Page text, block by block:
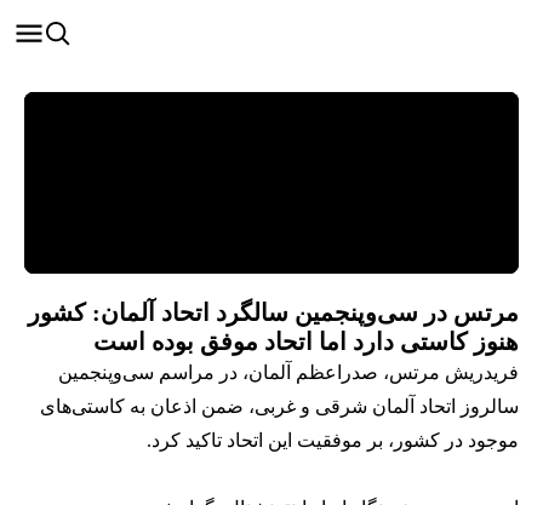
مرتس در سی‌وپنجمین سالگرد اتحاد آلمان: کشور
هنوز کاستی دارد اما اتحاد موفق بوده است
فریدریش مرتس، صدراعظم آلمان، در مراسم سی‌وپنجمین
سالروز اتحاد آلمان شرقی و غربی، ضمن اذعان به کاستی‌های
موجود در کشور، بر موفقیت این اتحاد تاکید کرد.